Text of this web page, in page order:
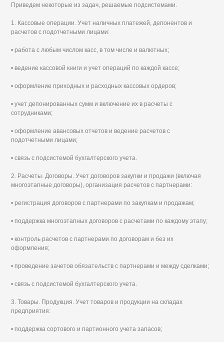
Приведем некоторые из задач, решаемые подсистемами.
1. Кассовые операции. Учет наличных платежей, депонентов и
расчетов с подотчетными лицами:
• работа с любым числом касс, в том числе и валютных;
• ведение кассовой книги и учет операций по каждой кассе;
• оформление приходных и расходных кассовых ордеров;
• учет депонированных сумм и включение их в расчеты с
сотрудниками;
• оформление авансовых отчетов и ведение расчетов с
подотчетными лицами;
• связь с подсистемой бухгалтерского учета.
2. Расчеты. Договоры. Учет договоров закупки и продажи (включая
многоэтапные договоры), организация расчетов с партнерами:
• регистрация договоров с партнерами по закупкам и продажам;
• поддержка многоэтапных договоров с расчетами по каждому этапу;
• контроль расчетов с партнерами по договорам и без их
оформления;
• проведение зачетов обязательств с партнерами и между сделками;
• связь с подсистемой бухгалтерского учета.
3. Товары. Продукция. Учет товаров и продукции на складах
предприятия:
• поддержка сортового и партионного учета запасов;